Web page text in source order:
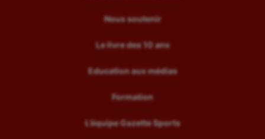
Nous soutenir
Le livre des 10 ans
Education aux médias
Formation
L’équipe Gazette Sports